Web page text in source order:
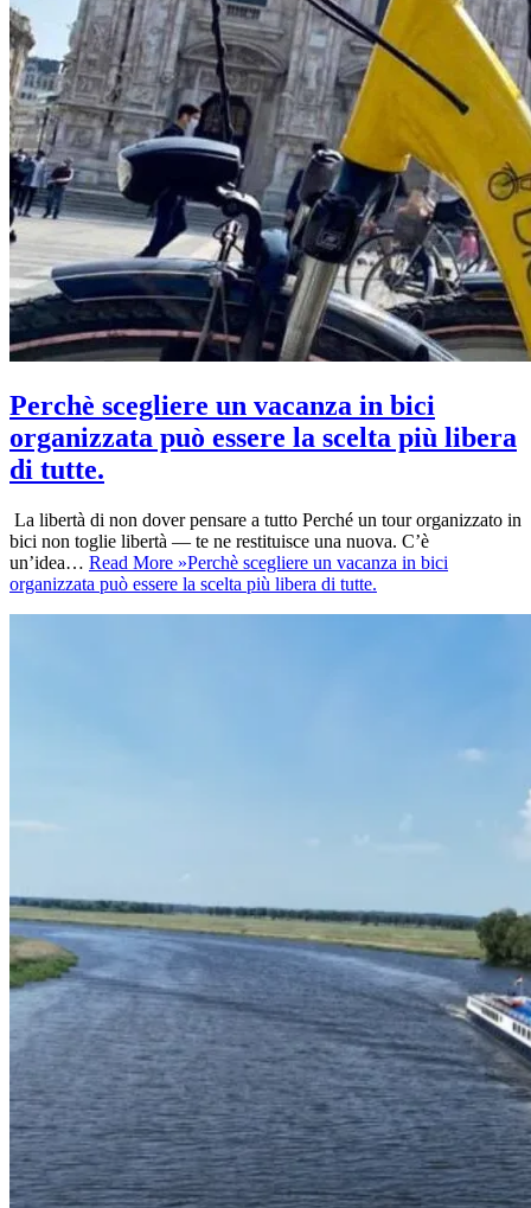
Perchè scegliere un vacanza in bici
organizzata può essere la scelta più libera
di tutte.
La libertà di non dover pensare a tutto Perché un tour organizzato in
bici non toglie libertà — te ne restituisce una nuova. C’è
un’idea… Read More »Perchè scegliere un vacanza in bici
organizzata può essere la scelta più libera di tutte.